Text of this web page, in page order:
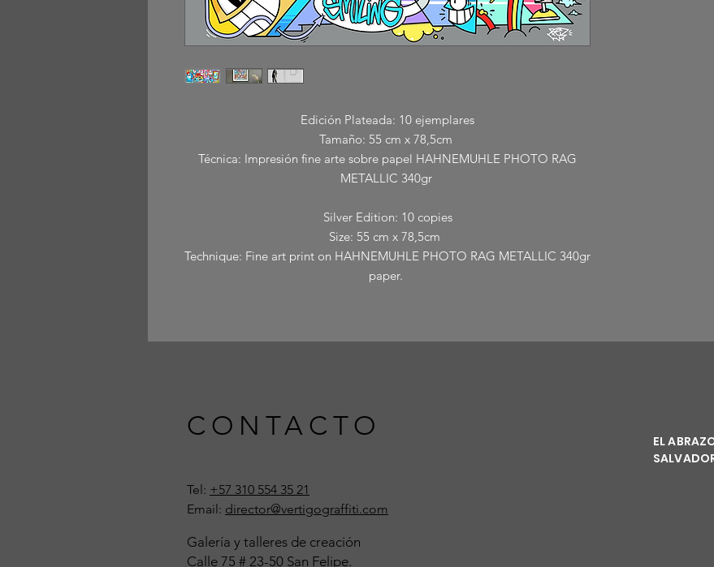
Edición Plateada: 10 ejemplares
Tamaño: 55 cm x 78,5cm
Técnica: Impresión fine arte sobre papel HAHNEMUHLE PHOTO RAG
METALLIC 340gr
Silver Edition: 10 copies
Size: 55 cm x 78,5cm
Technique: Fine art print on HAHNEMUHLE PHOTO RAG METALLIC 340gr
paper.
CONTACTO
Tel: +57 310 554 35 21
Email: director@vertigograffiti.com
Galería y talleres de creación
Calle 75 # 23-50 San Felipe.
EL